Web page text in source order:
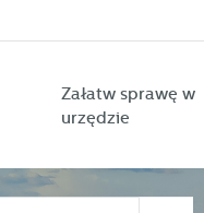
Załatw sprawę w
urzędzie